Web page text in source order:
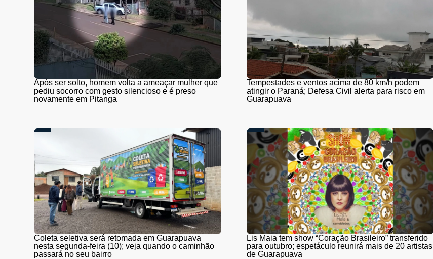
Após ser solto, homem volta a ameaçar mulher que
pediu socorro com gesto silencioso e é preso
novamente em Pitanga
Tempestades e ventos acima de 80 km/h podem
atingir o Paraná; Defesa Civil alerta para risco em
Guarapuava
Coleta seletiva será retomada em Guarapuava
nesta segunda-feira (10); veja quando o caminhão
passará no seu bairro
Lis Maia tem show “Coração Brasileiro” transferido
para outubro; espetáculo reunirá mais de 20 artistas
de Guarapuava